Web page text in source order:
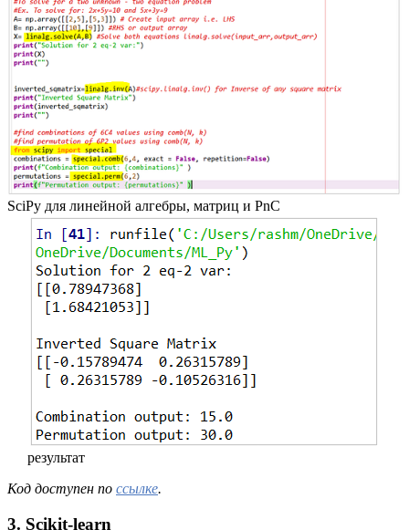
SciPy для линейной алгебры, матриц и PnC
результат
Код доступен по ссылке.
3. Scikit-learn